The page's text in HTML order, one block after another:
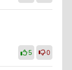
5 0